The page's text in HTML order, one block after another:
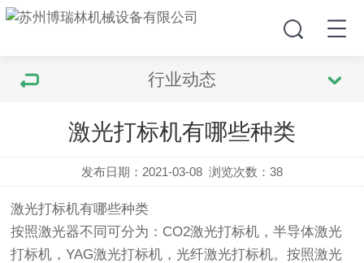
行业动态
激光打标机有哪些种类
发布日期：2021-03-08 浏览次数：38
激光打标机有哪些种类
按照激光器不同可分为：CO2激光打标机，半导体激光
打标机，YAG激光打标机，光纤激光打标机。按照激光